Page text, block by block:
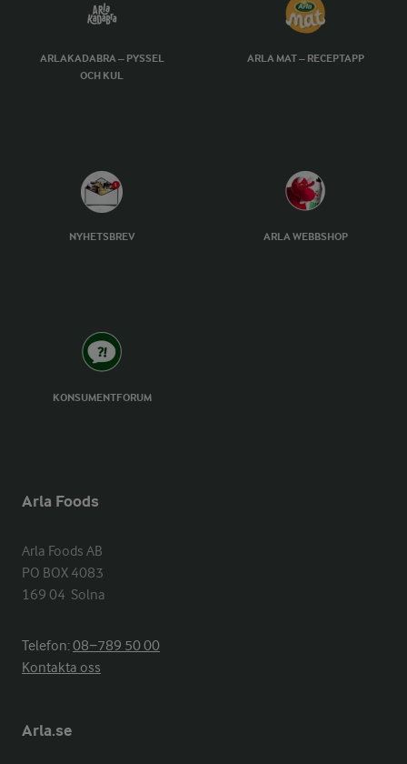
ARLAKADABRA – PYSSEL
OCH KUL
ARLA MAT – RECEPTAPP
NYHETSBREV ARLA WEBBSHOP
KONSUMENTFORUM
Arla Foods
Arla Foods AB
PO BOX 4083
169 04  Solna
Telefon:08−789 50 00
Kontakta oss
Arla.se